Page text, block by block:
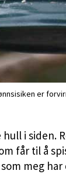
er
i siden.
får til å
meg